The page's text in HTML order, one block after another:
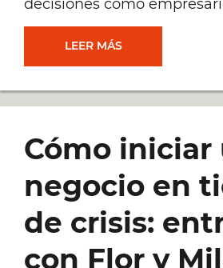
decisiones como
LEER MÁS[REFLEXIONES]
DE
Cómo iniciar
negocio en
de crisis:
con Flor y